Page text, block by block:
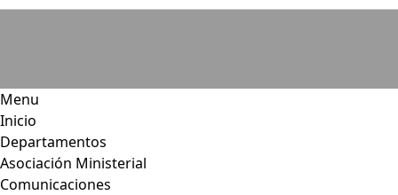
Menu
Inicio
Departamentos
Asociación Ministerial
Comunicaciones